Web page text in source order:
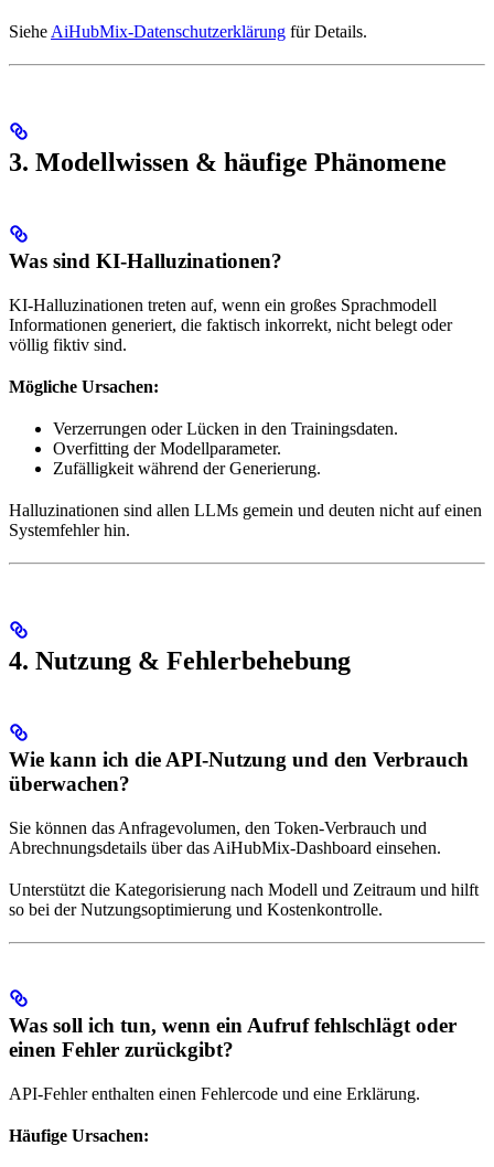
Siehe AiHubMix-Datenschutzerklärung für Details.
3. Modellwissen & häufige Phänomene
Was sind KI-Halluzinationen?
KI-Halluzinationen treten auf, wenn ein großes Sprachmodell
Informationen generiert, die faktisch inkorrekt, nicht belegt oder
völlig fiktiv sind.
Mögliche Ursachen:
Verzerrungen oder Lücken in den Trainingsdaten.
Overfitting der Modellparameter.
Zufälligkeit während der Generierung.
Halluzinationen sind allen LLMs gemein und deuten nicht auf einen
Systemfehler hin.
4. Nutzung & Fehlerbehebung
Wie kann ich die API-Nutzung und den Verbrauch
überwachen?
Sie können das Anfragevolumen, den Token-Verbrauch und
Abrechnungsdetails über das AiHubMix-Dashboard einsehen.
Unterstützt die Kategorisierung nach Modell und Zeitraum und hilft
so bei der Nutzungsoptimierung und Kostenkontrolle.
Was soll ich tun, wenn ein Aufruf fehlschlägt oder
einen Fehler zurückgibt?
API-Fehler enthalten einen Fehlercode und eine Erklärung.
Häufige Ursachen: